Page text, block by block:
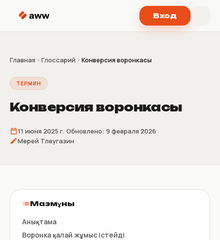
Вход
Главная Глоссарий Конверсия воронкасы
ТЕРМИН
Конверсия воронкасы
11 июня 2025 г. Обновлено: 9 февраля 2026
Мерей Тлеугазин
Мазмұны
Анықтама
Воронка қалай жұмыс істейді